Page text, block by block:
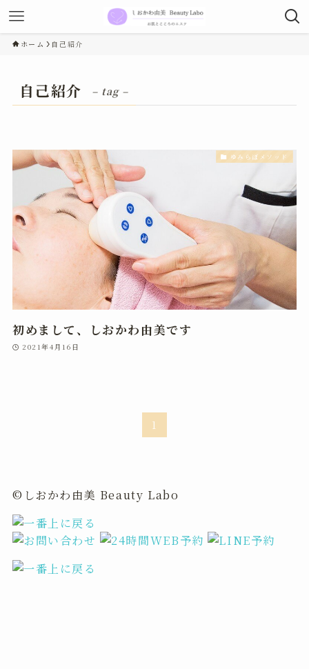
ホーム 自己紹介
自己紹介 – tag –
ゆみらぼメソッド
初めまして、しおかわ由美です
2021年4月16日
1
©しおかわ由美 Beauty Labo